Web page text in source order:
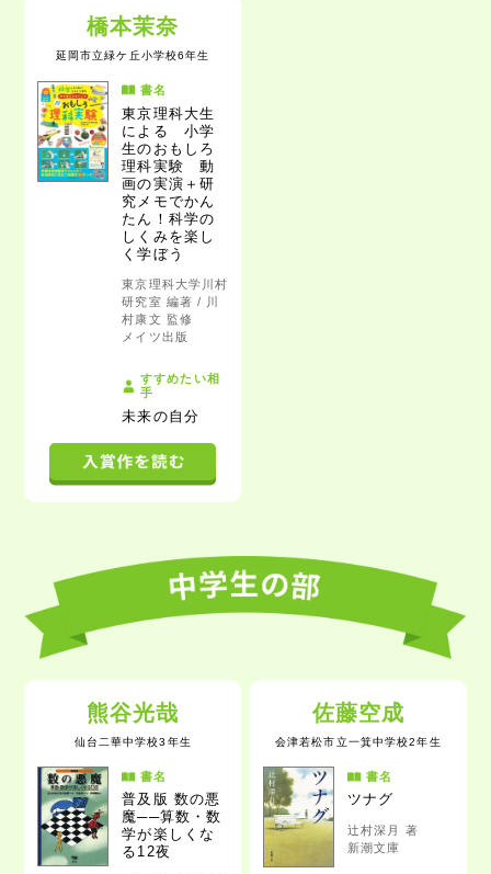
橋本茉奈
延岡市立緑ケ丘小学校6年生
書名
東京理科大生
による 小学
生のおもしろ
理科実験 動
画の実演＋研
究メモでかん
たん！科学の
しくみを楽し
く学ぼう
東京理科大学川村
研究室 編著 / 川
村康文 監修
メイツ出版
すすめたい相
手
未来の自分
熊谷光哉
仙台二華中学校3年生
書名
普及版 数の悪
魔──算数・数
学が楽しくな
る12夜
佐藤空成
会津若松市立一箕中学校2年生
書名
ツナグ
辻村深月 著
新潮文庫